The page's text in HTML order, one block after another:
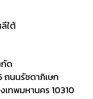
ลีใต้
ด
ถนนรัชดาภิเษก
เทพมหานคร 10310